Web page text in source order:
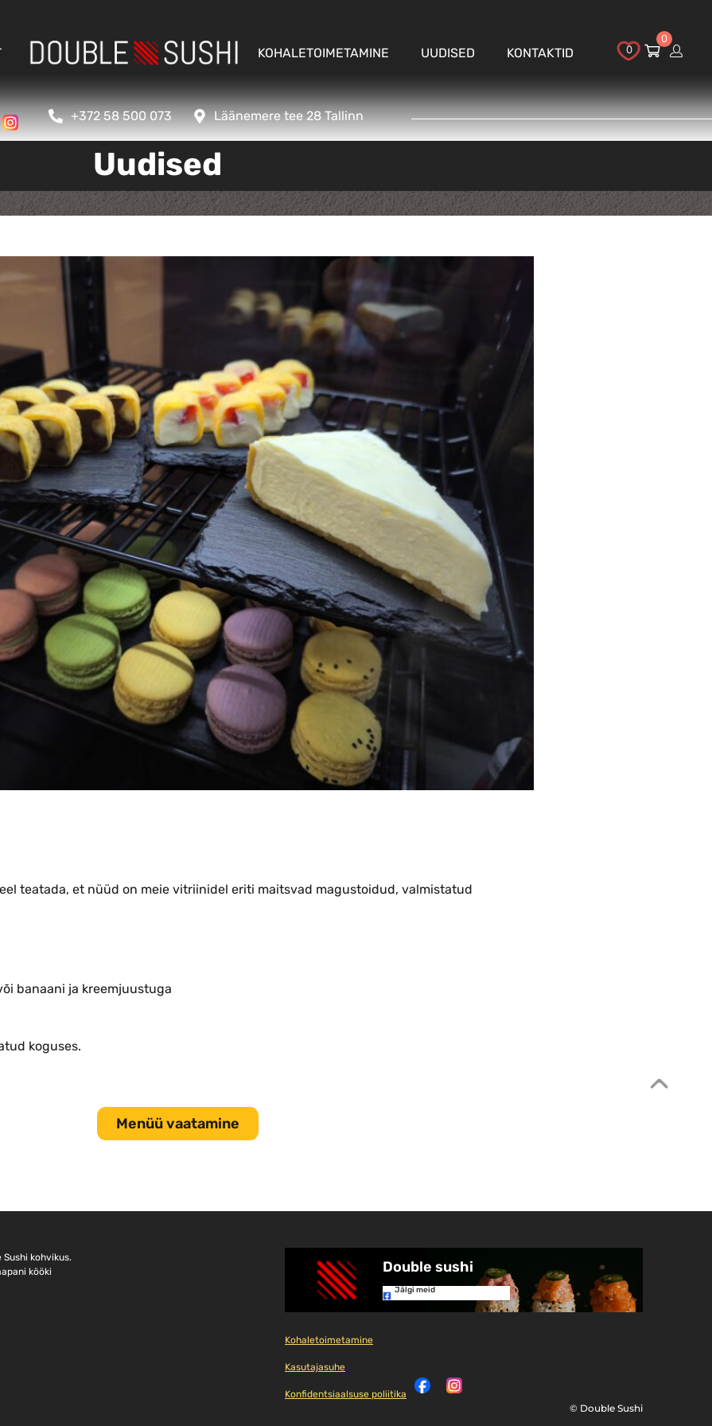
KOHALETOIMETAMINE UUDISED KONTAKTID 0
0
+372 58 500 073 Läänemere tee 28 Tallinn
Uudised
teatada, et nüüd on meie vitriinidel eriti maitsvad magustoidud, valmistatud
banaani ja kreemjuustuga
koguses.
Menüü vaatamine
kohvikus.
kööki
Double sushi
Jälgi meid
Kohaletoimetamine
Kasutajasuhe
Konfidentsiaalsuse poliitika
© Double Sushi